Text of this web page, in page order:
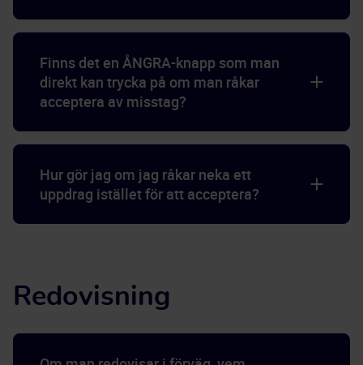
Finns det en ÅNGRA-knapp som man
direkt kan trycka på om man råkar
acceptera av misstag?
Hur gör jag om jag råkar neka ett
uppdrag istället för att acceptera?
Redovisning